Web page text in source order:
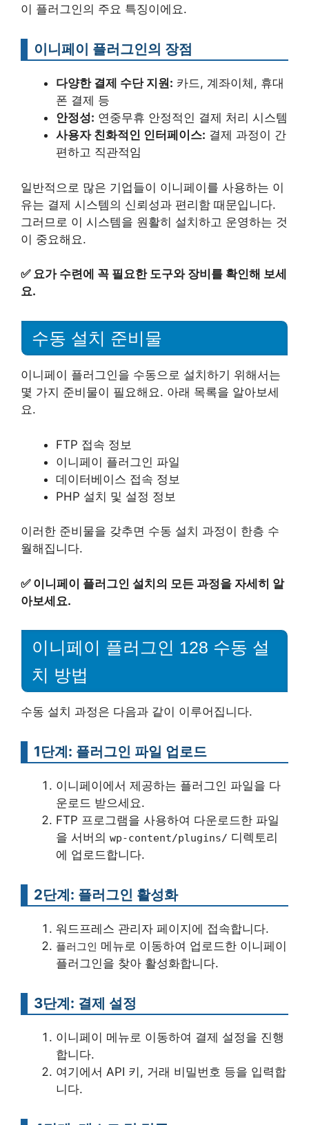
이 플러그인의 주요 특징이에요.
이니페이 플러그인의 장점
다양한 결제 수단 지원: 카드, 계좌이체, 휴대
폰 결제 등
안정성: 연중무휴 안정적인 결제 처리 시스템
사용자 친화적인 인터페이스: 결제 과정이 간
편하고 직관적임
일반적으로 많은 기업들이 이니페이를 사용하는 이
유는 결제 시스템의 신뢰성과 편리함 때문입니다.
그러므로 이 시스템을 원활히 설치하고 운영하는 것
이 중요해요.
✅ 요가 수련에 꼭 필요한 도구와 장비를 확인해 보세
요.
수동 설치 준비물
이니페이 플러그인을 수동으로 설치하기 위해서는
몇 가지 준비물이 필요해요. 아래 목록을 알아보세
요.
FTP 접속 정보
이니페이 플러그인 파일
데이터베이스 접속 정보
PHP 설치 및 설정 정보
이러한 준비물을 갖추면 수동 설치 과정이 한층 수
월해집니다.
✅ 이니페이 플러그인 설치의 모든 과정을 자세히 알
아보세요.
이니페이 플러그인 128 수동 설
치 방법
수동 설치 과정은 다음과 같이 이루어집니다.
1단계: 플러그인 파일 업로드
이니페이에서 제공하는 플러그인 파일을 다
운로드 받으세요.
FTP 프로그램을 사용하여 다운로드한 파일
을 서버의 wp-content/plugins/ 디렉토리
에 업로드합니다.
2단계: 플러그인 활성화
워드프레스 관리자 페이지에 접속합니다.
플러그인 메뉴로 이동하여 업로드한 이니페이
플러그인을 찾아 활성화합니다.
3단계: 결제 설정
이니페이 메뉴로 이동하여 결제 설정을 진행
합니다.
여기에서 API 키, 거래 비밀번호 등을 입력합
니다.